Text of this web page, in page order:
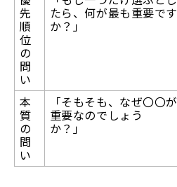
先
順
位
の
問
い
たら、何が最も重要です
か？」
本
質
の
問
い
「そもそも、なぜ〇〇が
重要なのでしょう
か？」